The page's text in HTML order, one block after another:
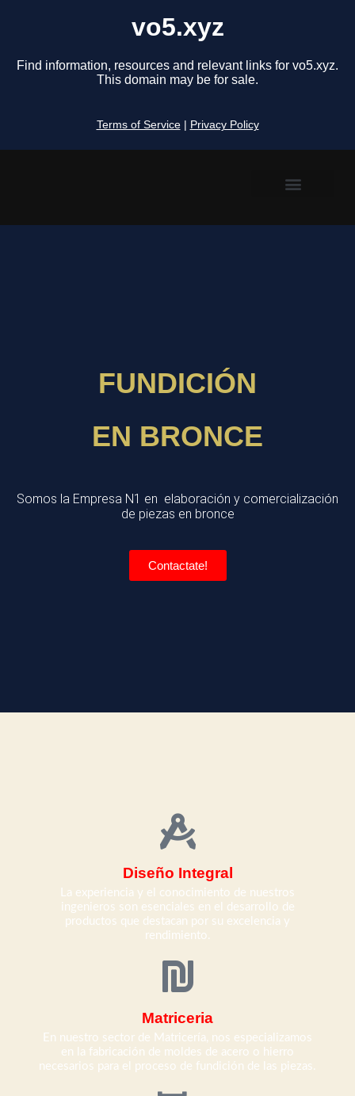
vo5.xyz
Find information, resources and relevant links for vo5.xyz.
This domain may be for sale.
Terms of Service Privacy Policy
FUNDICIÓN
EN BRONCE
Somos la Empresa N1 en elaboración y comercialización
de piezas en bronce
Contactate!
Diseño Integral
La experiencia y el conocimiento de nuestros
ingenieros son esenciales en el desarrollo de
productos que destacan por su excelencia y
rendimiento.
Matriceria
En nuestro sector de Matricería, nos especializamos
en la fabricación de moldes de acero o hierro
necesarios para el proceso de fundición de las piezas.